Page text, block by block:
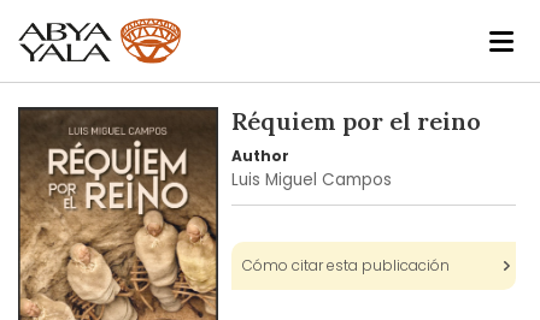
Skip
to
the
end
of
the
images
gallery
Réquiem por el reino
Author
Luis Miguel Campos
Cómo citar esta publicación